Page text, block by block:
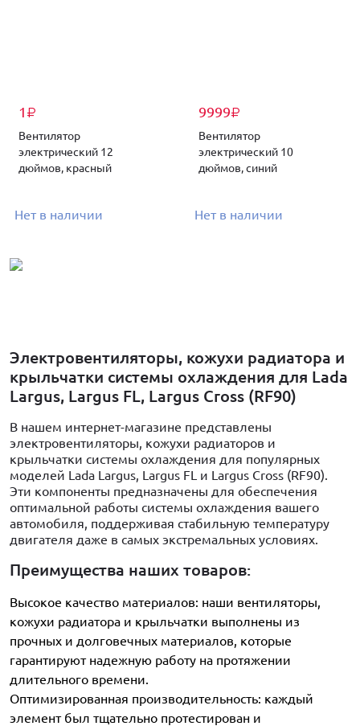
1 ₽
Вентилятор
электрический 12
дюймов, красный
Нет в наличии
9999₽
Вентилятор
электрический 10
дюймов, синий
Нет в наличии
Электровентиляторы, кожухи радиатора и
крыльчатки системы охлаждения для Lada
Largus, Largus FL, Largus Cross (RF90)
В нашем интернет-магазине представлены
электровентиляторы, кожухи радиаторов и
крыльчатки системы охлаждения для популярных
моделей Lada Largus, Largus FL и Largus Cross (RF90).
Эти компоненты предназначены для обеспечения
оптимальной работы системы охлаждения вашего
автомобиля, поддерживая стабильную температуру
двигателя даже в самых экстремальных условиях.
Преимущества наших товаров:
Высокое качество материалов: наши вентиляторы,
кожухи радиатора и крыльчатки выполнены из
прочных и долговечных материалов, которые
гарантируют надежную работу на протяжении
длительного времени.
Оптимизированная производительность: каждый
элемент был тщательно протестирован и